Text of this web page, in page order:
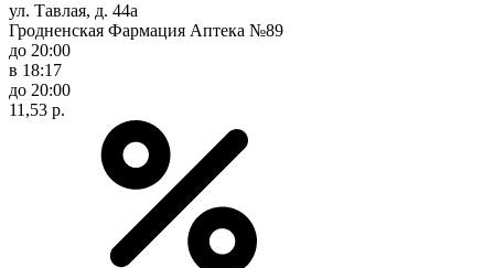
ул. Тавлая, д. 44а
Гродненская Фармация Аптека №89
до 20:00
в 18:17
до 20:00
11,53 р.